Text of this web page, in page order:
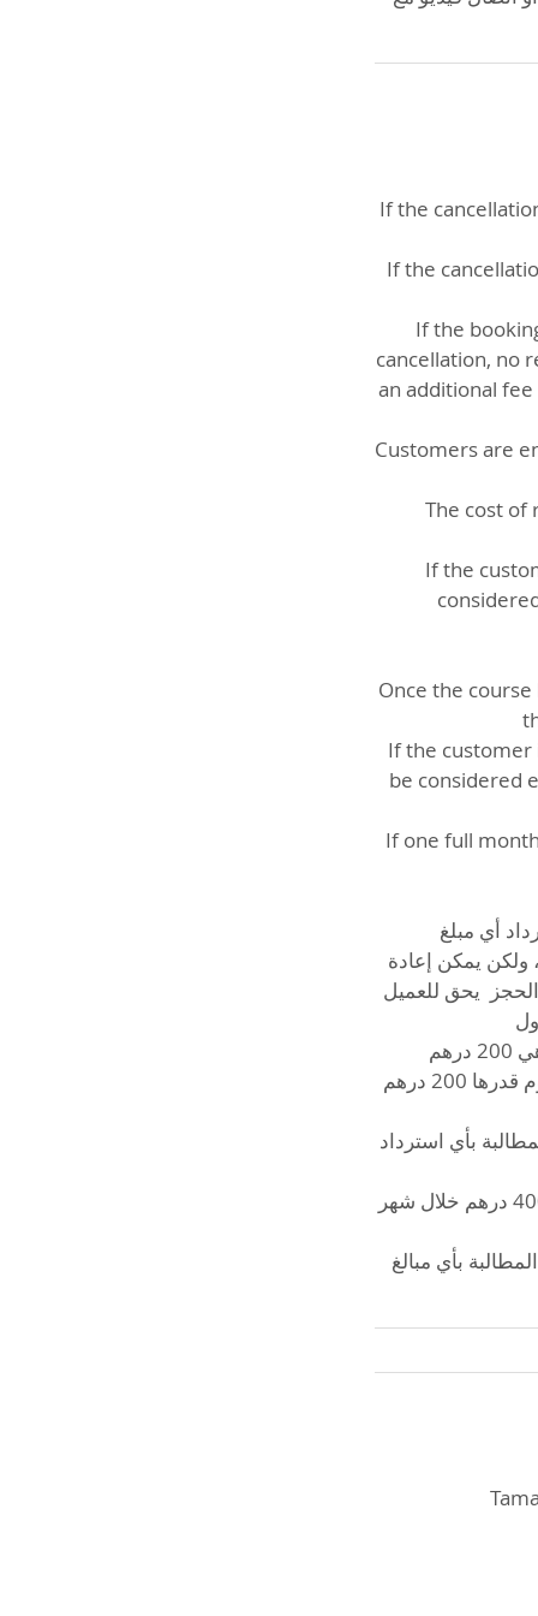
If the
If the
If the
cancellation, no
an additional
Customers are
The cost of
If the
Once the
If the customer
be considered
If one full
استرداد أي مبلغ.
مبلغ، ولكن يمكن إعادة
الملغي. إعادة الحجز يحق للعميل
تكلفة إعادة الحجز في حال الإلغاء قبل أقل من 24 ساعة أو الغياب عن الموعد هي 200 درهم.
في حال التأخر عن موعد الحجز لأكثر من 15 دقيقة، يُعتبر الحجز ملغيًا، ويتم فرض رسوم قدرها 200 درهم
بأي استرداد
في حال الغياب لمدة 7 أيام متتالية دون تنسيق مسبق، تُعتبر الدورة منتهية، ويلزم دفع 400 درهم خلال شهر
بأي مبالغ